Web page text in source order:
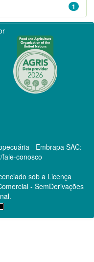
1
- Embrapa SAC:
conosco
sob a Licença
- SemDerivações